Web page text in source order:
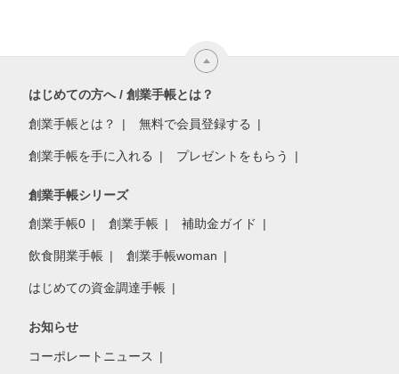
はじめての方へ / 創業手帳とは？
創業手帳とは？ 無料で会員登録する
創業手帳を手に入れる プレゼントをもらう
創業手帳シリーズ
創業手帳0 創業手帳 補助金ガイド
飲食開業手帳 創業手帳woman
はじめての資金調達手帳
お知らせ
コーポレートニュース